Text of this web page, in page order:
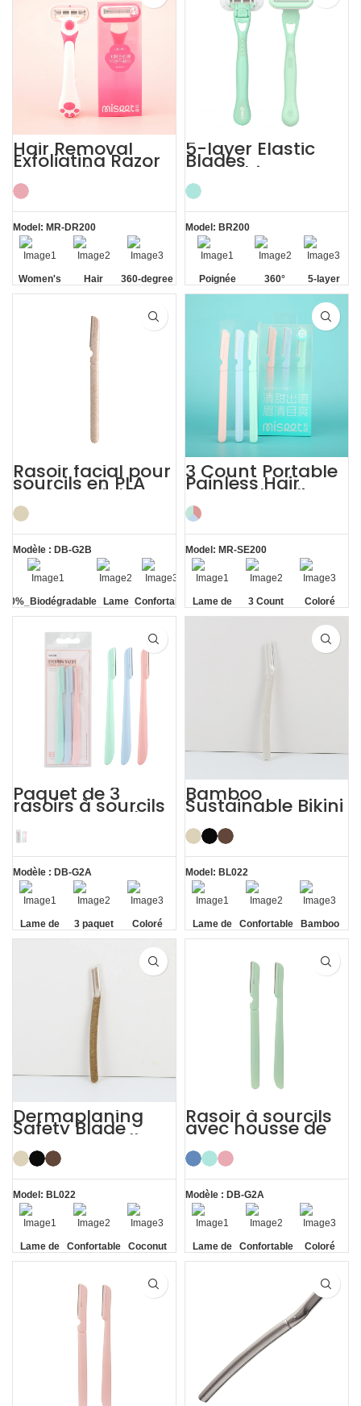
Hair Removal
Exfoliating Razor
for Sensitive Skin
Women’s
Model: MR-DR200
Women's
Sensitive
Hair
Removal
360-degree
Aloe Vera
Strip
5-layer Elastic
Blades
Smoothing
Painless Women
Razor
Model: BR200
Poignée
antidérapante
360°
Lubrication
5-layer
Elastic
Blades
Rasoir facial pour
sourcils en PLA
biodégradable
100%
Modèle : DB-G2B
Lame
de
Confortable
3 Count Portable
Painless Hair
Removal Ladies
Eyebrow Razor
Model: MR-SE200
Lame de
sécurité
3 Count Coloré
Paquet de 3
rasoirs à sourcils
avec couvercle
Rasoir
dermaplaning
pour femmes
Modèle : DB-G2A
Lame de
sécurité
3 paquet Coloré
Bamboo
Sustainable Bikini
Face Eyebrow
Shaping with
Razor
Model: BL022
Lame de
sécurité
Confortable Bamboo
Dermaplaning
Safety Blade
Coconut Shell
Eyebrow Facial
Razor
Model: BL022
Lame de
sécurité
Confortable
Coconut
Shell
Rasoir à sourcils
avec housse de
protection pour
femme
Modèle : DB-G2A
Lame de
sécurité
Confortable Coloré